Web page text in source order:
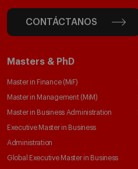
CONTÁCTANOS
Masters & PhD
Master in Finance (MiF)
Master in Management (MiM)
Master in Business Administration
Executive Master in Business
Administration
Global Executive Master in Business